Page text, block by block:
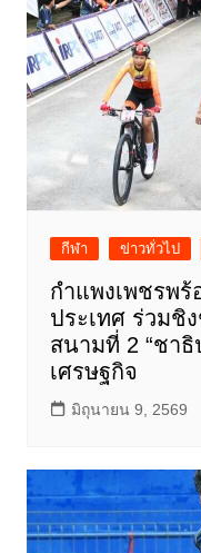
กีฬา ข่าวทั่วไป
กำแพงเพชรพ
ประเทศ ร่วมชิ
สนามที่ 2 “ชา
เศรษฐกิจ
มิถุนายน 9, 2569